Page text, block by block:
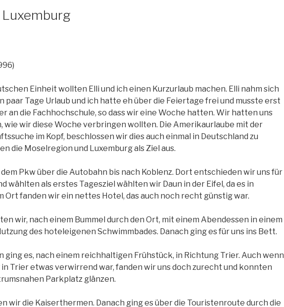
Einheit wollten Elli und ich einen Kurzurlaub machen. Elli nahm sich
paar Tage Urlaub und ich hatte eh über die Feiertage frei und musste erst
an die Fachhochschule, so dass wir eine Woche hatten. Wir hatten uns
wie wir diese Woche verbringen wollten. Die Amerikaurlaube mit der
im Kopf, beschlossen wir dies auch einmal in Deutschland zu
die Moselregion und Luxemburg als Ziel aus.
Pkw über die Autobahn bis nach Koblenz. Dort entschieden wir uns für
wählten als erstes Tagesziel wählten wir Daun in der Eifel, da es in
Ort fanden wir ein nettes Hotel, das auch noch recht günstig war.
wir, nach einem Bummel durch den Ort, mit einem Abendessen in einem
des hoteleigenen Schwimmbades. Danach ging es für uns ins Bett.
ging es, nach einem reichhaltigen Frühstück, in Richtung Trier. Auch wenn
Trier etwas verwirrend war, fanden wir uns doch zurecht und konnten
Parkplatz glänzen.
wir die Kaiserthermen. Danach ging es über die Touristenroute durch die